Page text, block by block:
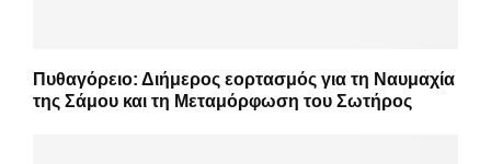
Πυθαγόρειο: Διήμερος εορτασμός για τη Ναυμαχία
της Σάμου και τη Μεταμόρφωση του Σωτήρος